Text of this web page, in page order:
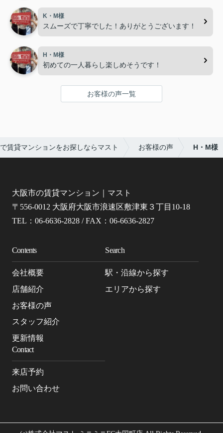
K・M様
スムーズで丁寧でした！ありがとうございます！
H・M様
初めての一人暮らし楽しめそうです！
お客様の声一覧
賃貸マンションをお探しならマスト お客様の声 H・M様
大阪市の賃貸マンション｜マスト
〒556-0012 大阪府大阪市浪速区敷津東３丁目10-18
TEL：06-6636-2828 / FAX：06-6636-2827
Contents
会社概要
店舗紹介
お客様の声
スタッフ紹介
更新情報
Search
駅・沿線から探す
エリアから探す
Contact
来店予約
お問い合わせ